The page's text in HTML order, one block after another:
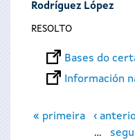
Rodríguez López
RESOLTO
Bases do
Información
Páxinas
« primeira ‹
…